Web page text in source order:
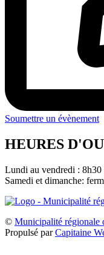
Soumettre un évènement
HEURES
Lundi au vendredi :
Samedi et dimanche:
© Municipalité régionale
Propulsé parCapitaine